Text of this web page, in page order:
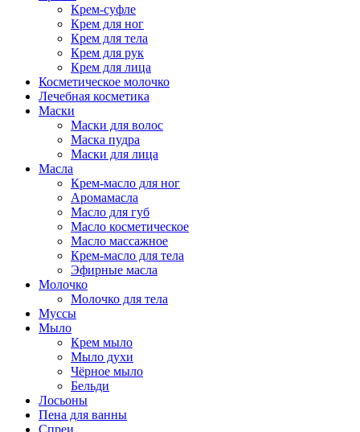
Крем-суфле
Крем для ног
Крем для тела
Крем для рук
Крем для лица
Косметическое молочко
Лечебная косметика
Маски
Маски для волос
Маска пудра
Маски для лица
Масла
Крем-масло для ног
Аромамасла
Масло для губ
Масло косметическое
Масло массажное
Крем-масло для тела
Эфирные масла
Молочко
Молочко для тела
Муссы
Мыло
Крем мыло
Мыло духи
Чёрное мыло
Бельди
Лосьоны
Пена для ванны